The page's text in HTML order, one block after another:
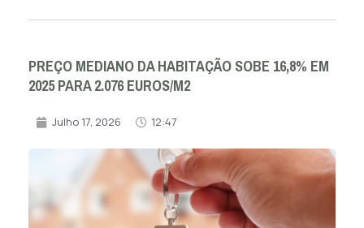
PREÇO MEDIANO DA HABITAÇÃO SOBE 16,8% EM
2025 PARA 2.076 EUROS/M2
Julho 17, 2026 12:47